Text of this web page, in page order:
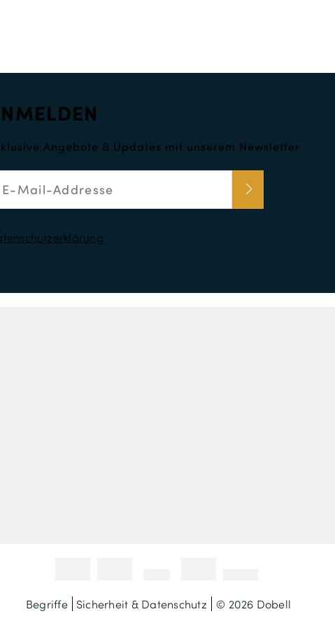
Angebote & Updates mit unserem Newsletter
Begriffe Sicherheit & Datenschutz © 2026 Dobell